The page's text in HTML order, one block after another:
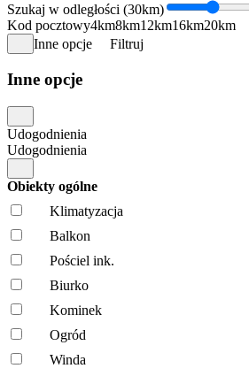
Szukaj w odległości (30km)
Kod pocztowy4km8km12km16km20km
Inne opcje
Filtruj
Inne opcje
Udogodnienia
Udogodnienia
Obiekty ogólne
Klimatyzacja
Balkon
Pościel ink.
Biurko
Kominek
Ogród
Winda